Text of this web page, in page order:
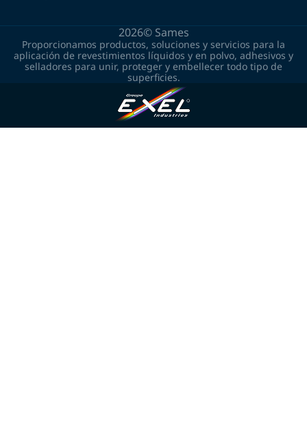
2026© Sames
Proporcionamos productos, soluciones y servicios para la
aplicación de revestimientos líquidos y en polvo, adhesivos y
selladores para unir, proteger y embellecer todo tipo de
superficies.